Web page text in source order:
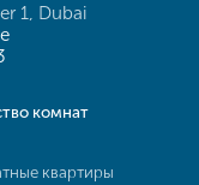
1, Dubai
комнат
квартиры